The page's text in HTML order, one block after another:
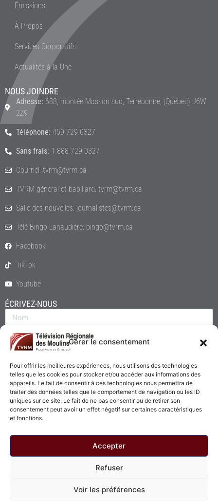
Gérer le consentement
Pour offrir les meilleures expériences, nous utilisons des technologies
telles que les cookies pour stocker et/ou accéder aux informations des
appareils. Le fait de consentir à ces technologies nous permettra de
traiter des données telles que le comportement de navigation ou les ID
uniques sur ce site. Le fait de ne pas consentir ou de retirer son
consentement peut avoir un effet négatif sur certaines caractéristiques
et fonctions.
Accepter
Refuser
Voir les préférences
Émissions
À Propos
Services Corporatifs
Actualités à la Une
NOUS JOINDRE
Adresse: 688, montée Masson sud, Terrebonne, (Québec) J6W
2Z9
Téléphone: 450-729-0327
Sans frais: 1-888-729-0327
Courriel: tvrm@tvrm.ca
TVRM général et babillard: tvrm@tvrm.ca
Salle des nouvelles: journalistes@tvrm.ca
Télé-Bingo Lanaudière: bingo@tvrm.ca
Facebook
TikTok
Youtube
ÉCRIVEZ-NOUS
© 2026 - Télévision Régionale des Moulins. Tous droits réservés.